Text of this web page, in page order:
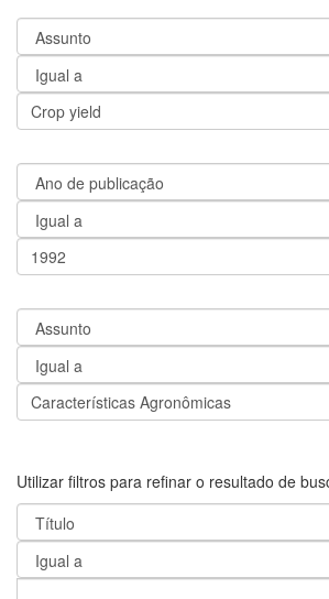
Utilizar filtros para refinar o resultado de